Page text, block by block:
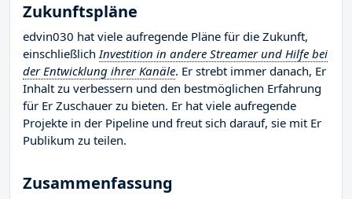
Zukunftspläne
edvin030 hat viele aufregende Pläne für die Zukunft,
einschließlichInvestition in andere Streamer und Hilfe bei
der Entwicklung ihrer Kanäle. Er strebt immer danach, Er
Inhalt zu verbessern und den bestmöglichen Erfahrung
für Er Zuschauer zu bieten. Er hat viele aufregende
Projekte in der Pipeline und freut sich darauf, sie mit Er
Publikum zu teilen.
Zusammenfassung